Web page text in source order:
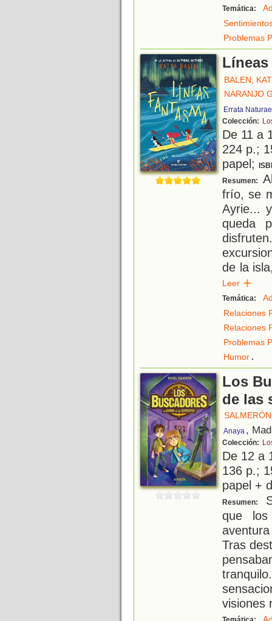
Temática:
Problemas
BALEN,
NARANJO
Errata Naturae
Colección:
De 11 a
224 p.;
papel;
Resumen:
frío, se
Ayrie...
queda
de la
Leer
Temática:
Relaciones
Relaciones
Problemas
Humor.
Los
de las
Anaya ,
Colección:
De 12 a
136 p.;
papel +
Resumen:
que los
Tras
visiones